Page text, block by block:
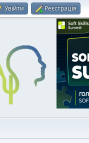
Увійти Реєстрація